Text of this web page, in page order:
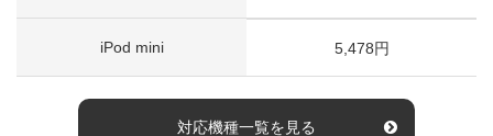
iPod mini 5,478円
対応機種一覧を見る